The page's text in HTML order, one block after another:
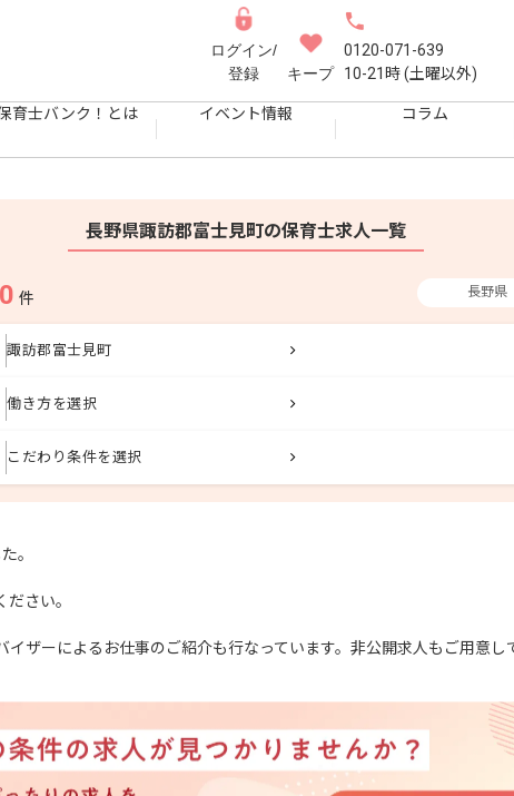
ログイン/
登録
キープ
0120-071-639
10-21時 (土曜以外)
育士バンク！とは イベント情報 コラム
長野県諏訪郡富士見町の保育士求人一覧
0 件 長野県
諏訪郡富士見町
働き方を選択
こだわり条件を選択
。
さい。
イザーによるお仕事のご紹介も行なっています。非公開求人もご用意し